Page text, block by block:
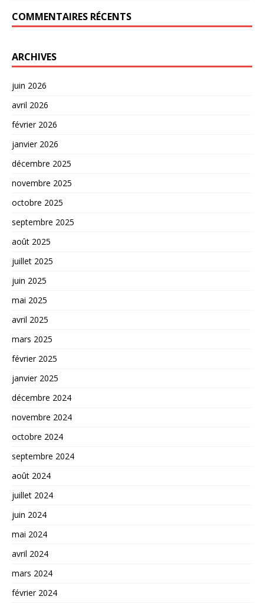
COMMENTAIRES RÉCENTS
ARCHIVES
juin 2026
avril 2026
février 2026
janvier 2026
décembre 2025
novembre 2025
octobre 2025
septembre 2025
août 2025
juillet 2025
juin 2025
mai 2025
avril 2025
mars 2025
février 2025
janvier 2025
décembre 2024
novembre 2024
octobre 2024
septembre 2024
août 2024
juillet 2024
juin 2024
mai 2024
avril 2024
mars 2024
février 2024